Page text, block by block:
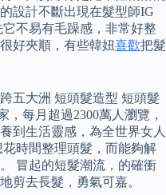
設計不斷出現在髮型師IG
不易有毛躁感，非常好整
好夾順，有些韓妞喜歡把髮
五大洲 短頭髮造型 短頭髮
，每月超過2300萬人瀏覽，
到生活靈感，為全世界女人
時間整理頭髮，而能夠解
冒起的短髮潮流，的確衝
剪去長髮，勇氣可嘉。